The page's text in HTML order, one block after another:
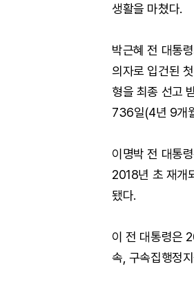
생활을 마쳤다.
박근혜 전 대통
의자로 입건된
형을 최종 선고
736일(4년 9개
이명박 전 대통
2018년 초 재개
됐다.
이 전 대통령은
속, 구속집행정